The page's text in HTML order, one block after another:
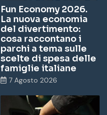
Fun Economy 2026.
La nuova economia
del divertimento:
cosa raccontano i
parchi a tema sulle
scelte di spesa delle
famiglie italiane
7 Agosto 2026